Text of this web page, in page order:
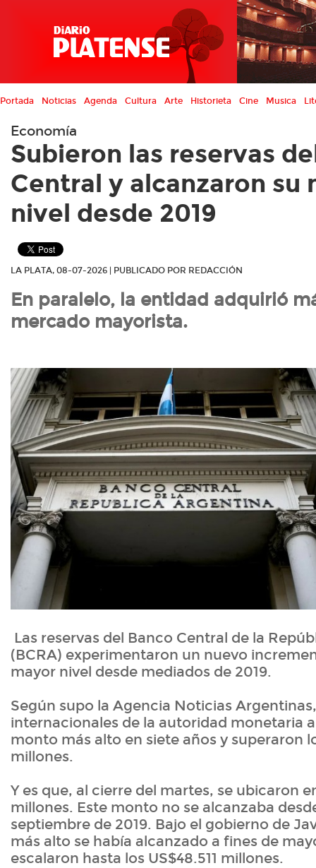
Portada Noticias Agenda Cultura Arte Historieta Cine Musica
Economía
Subieron las reservas
Central y alcanzaron su
nivel desde 2019
LA PLATA, 08-07-2026 | PUBLICADO POR REDACCIÓN
En paralelo, la entidad adquirió
mercado mayorista.
Las reservas del Banco Central de la
(BCRA) experimentaron un nuevo
mayor nivel desde mediados de 2019.
Según supo la Agencia Noticias
internacionales de la autoridad monetaria
monto más alto en siete años y superaron
millones.
Y es que, al cierre del martes, se ubicaron
millones. Este monto no se alcanzaba
septiembre de 2019. Bajo el gobierno de
más alto se había alcanzado a fines de
escalaron hasta los US$48.511 millones.